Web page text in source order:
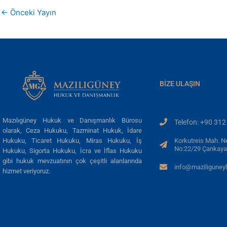
← Önceki Yayın
Mazılıgüney Hukuk ve Danışmanlık Bürosu
olarak, Ceza Hukuku, Tazminat Hukuk, İdare
Hukuku, Ticaret Hukuku, Miras Hukuku, İş
Hukuku, Sigorta Hukuku, İcra ve İflas Hukuku
gibi hukuk mevzuatının çok çeşitli alanlarında
hizmet veriyoruz.
BIZE ULAŞIN
Telefon: +90
Korkutreis Mah.
No:22/29